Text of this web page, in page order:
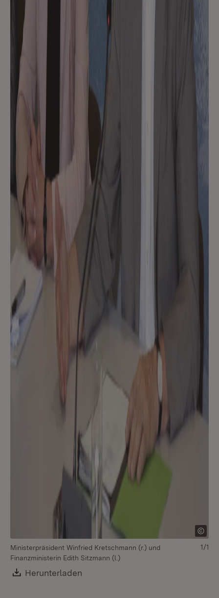
Ministerpräsident Winfried Kretschmann (r.) und
Finanzministerin Edith Sitzmann (l.)
Download:
Herunterladen
1/1